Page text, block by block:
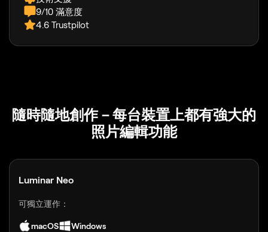
9/10 滿意度
4.6 Trustpilot
隨時隨地創作－每台裝置上都有強大的
照片編輯功能
Luminar Neo
可獨立運作：
macOS
Windows